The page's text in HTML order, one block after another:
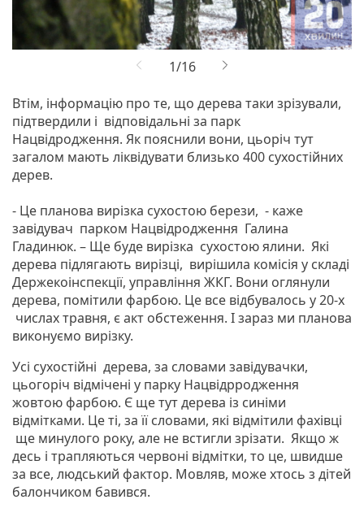
Втім, інформацію про те, що дерева таки зрізували,
підтвердили і відповідальні за парк
Нацвідродження. Як пояснили вони, цьоріч тут
загалом мають ліквідувати близько 400 сухостійних
дерев.
- Це планова вирізка сухостою берези, - каже
завідувач парком Нацвідродження Галина
Гладинюк. – Ще буде вирізка сухостою ялини. Які
дерева підлягають вирізці, вирішила комісія у складі
Держекоінспекції, управління ЖКГ. Вони оглянули
дерева, помітили фарбою. Це все відбувалось у 20-х
числах травня, є акт обстеження. І зараз ми планова
виконуємо вирізку.
Усі сухостійні дерева, за словами завідувачки,
цьогоріч відмічені у парку Нацвідрродження
жовтою фарбою. Є ще тут дерева із синіми
відмітками. Це ті, за її словами, які відмітили фахівці
ще минулого року, але не встигли зрізати. Якщо ж
десь і трапляються червоні відмітки, то це, швидше
за все, людський фактор. Мовляв, може хтось з дітей
балончиком бавився.